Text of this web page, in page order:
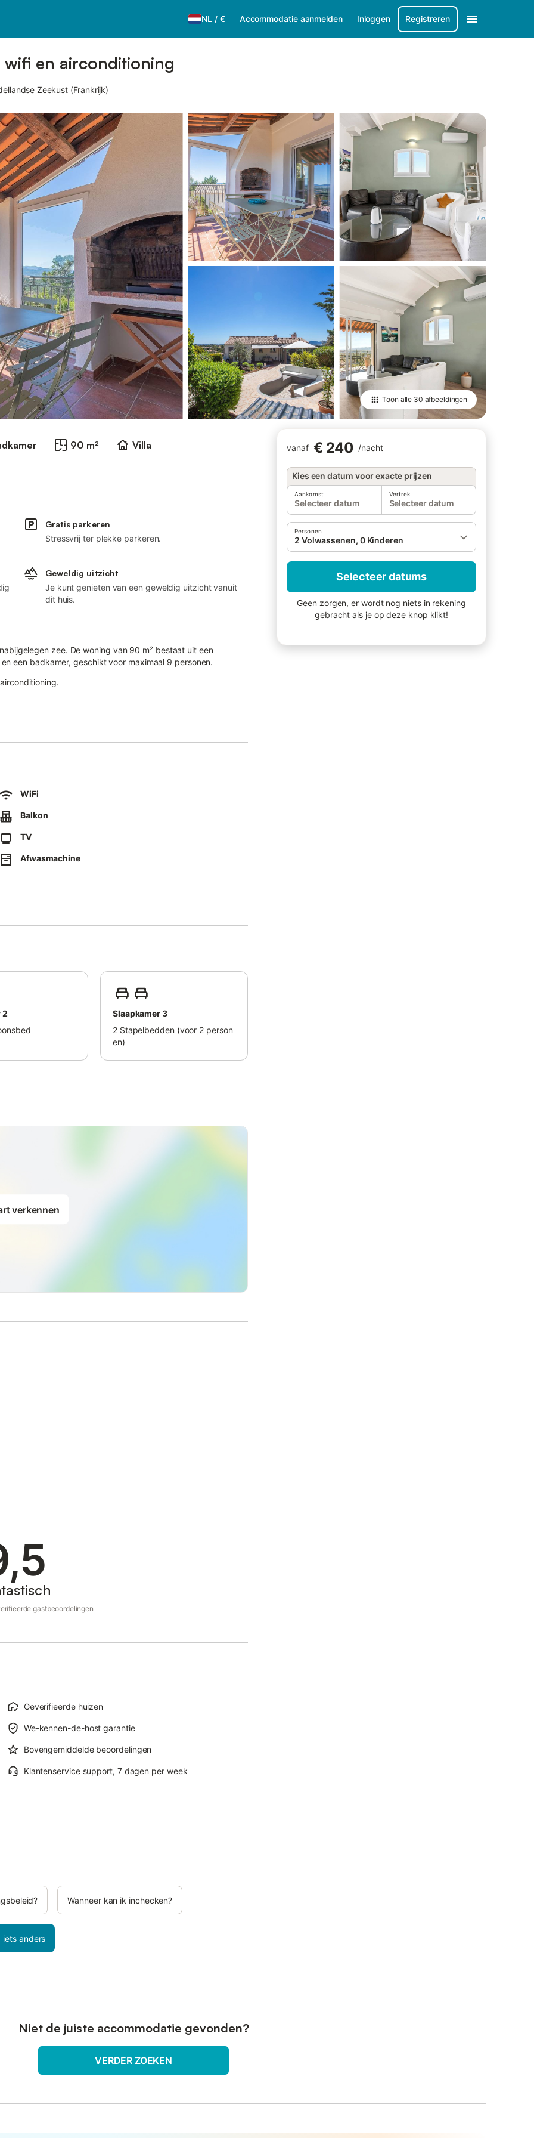
NL / € Accommodatie aanmelden Inloggen Registreren
wifi en airconditioning
Zeekust (Frankrijk)
Toon alle 30 afbeeldingen
90 m²
Villa
vanaf € 240 /nacht
Kies een datum voor exacte prijzen
Aankomst
Selecteer datum
Vertrek
Selecteer datum
Personen
2 Volwassenen, 0 Kinderen
Selecteer datums
Geen zorgen, er wordt nog niets in rekening
gebracht als je op deze knop klikt!
Gratis parkeren
Stressvrij ter plekke parkeren.
Geweldig uitzicht
Je kunt genieten van een geweldig uitzicht vanuit
dit huis.
zee. De woning van 90 m² bestaat uit een
een badkamer, geschikt voor maximaal 9 personen.
en een barbecue.
jullie met uitzicht op de baai van St. Raphaël en de
uitzicht.
en zomeractiviteiten.
faciliteiten.
de buren.
toegestaan.
tegen meerprijs.
WiFi
Balkon
TV
Afwasmachine
2
Slaapkamer 3
2 Stapelbedden (voor 2 person
en)
verkennen
gastbeoordelingen
Geverifieerde huizen
We-kennen-de-host garantie
Bovengemiddelde beoordelingen
Klantenservice support, 7 dagen per week
Wanneer kan ik inchecken?
iets anders
Niet de juiste accommodatie gevonden?
VERDER ZOEKEN